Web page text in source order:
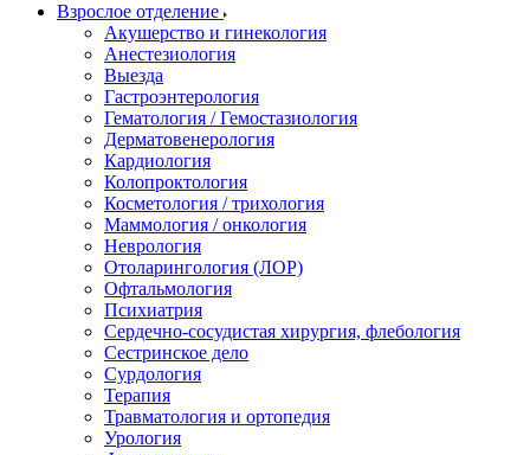
Взрослое отделение
Акушерство и гинекология
Анестезиология
Выезда
Гастроэнтерология
Гематология / Гемостазиология
Дерматовенерология
Кардиология
Колопроктология
Косметология / трихология
Маммология / онкология
Неврология
Отоларингология (ЛОР)
Офтальмология
Психиатрия
Сердечно-сосудистая хирургия, флебология
Сестринское дело
Сурдология
Терапия
Травматология и ортопедия
Урология